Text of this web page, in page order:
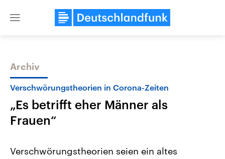
Close
Themen
Archiv
Verschwörungstheorien in Corona-Zeiten
„Es betrifft eher Männer als
Frauen“
Verschwörungstheorien seien ein altes